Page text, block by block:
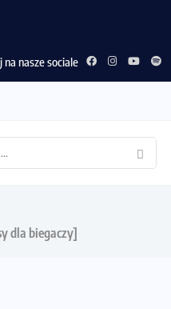
na nasze sociale
dla biegaczy]